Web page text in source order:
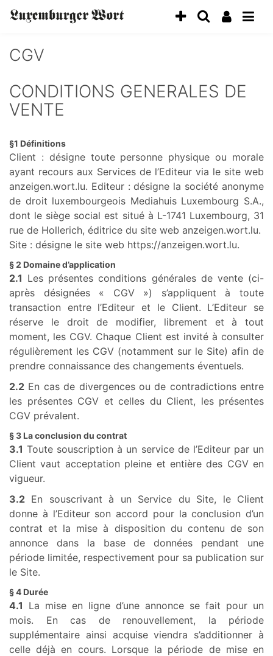
CGV
CONDITIONS GENERALES DE
VENTE
§1 Définitions
Client : désigne toute personne physique ou morale
ayant recours aux Services de l’Editeur via le site web
anzeigen.wort.lu. Editeur : désigne la société anonyme
de droit luxembourgeois Mediahuis Luxembourg S.A.,
dont le siège social est situé à L-1741 Luxembourg, 31
rue de Hollerich, éditrice du site web anzeigen.wort.lu.
Site : désigne le site web https://anzeigen.wort.lu.
§ 2 Domaine d’application
2.1 Les présentes conditions générales de vente (ci-
après désignées « CGV ») s’appliquent à toute
transaction entre l’Editeur et le Client. L’Editeur se
réserve le droit de modifier, librement et à tout
moment, les CGV. Chaque Client est invité à consulter
régulièrement les CGV (notamment sur le Site) afin de
prendre connaissance des changements éventuels.
2.2 En cas de divergences ou de contradictions entre
les présentes CGV et celles du Client, les présentes
CGV prévalent.
§ 3 La conclusion du contrat
3.1 Toute souscription à un service de l’Editeur par un
Client vaut acceptation pleine et entière des CGV en
vigueur.
3.2 En souscrivant à un Service du Site, le Client
donne à l’Editeur son accord pour la conclusion d’un
contrat et la mise à disposition du contenu de son
annonce dans la base de données pendant une
période limitée, respectivement pour sa publication sur
le Site.
§ 4 Durée
4.1 La mise en ligne d’une annonce se fait pour un
mois. En cas de renouvellement, la période
supplémentaire ainsi acquise viendra s’additionner à
celle déjà en cours. Lorsque la période de mise en